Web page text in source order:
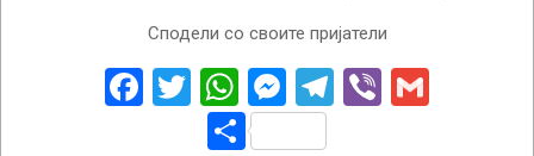
Сподели со своите пријатели
Facebook
Twitter
WhatsApp
Messenger
Telegram
Viber
Share